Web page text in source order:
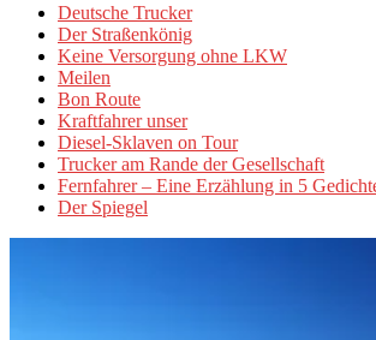
Deutsche Trucker
Der Straßenkönig
Keine Versorgung ohne LKW
Meilen
Bon Route
Kraftfahrer unser
Diesel-Sklaven on Tour
Trucker am Rande der Gesellschaft
Fernfahrer – Eine Erzählung in 5
Der Spiegel